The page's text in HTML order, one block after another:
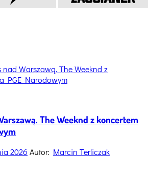
The Weeknd z koncertem
2026 Autor: Marcin Terliczak